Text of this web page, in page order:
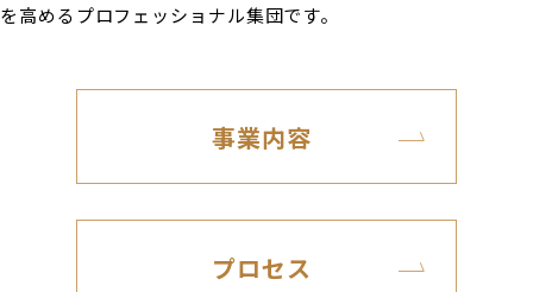
を高めるプロフェッショナル集団です。
事業内容
プロセス